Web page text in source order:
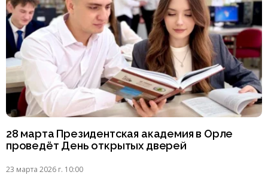
28 марта Президентская академия в Орле
проведёт День открытых дверей
23 марта 2026 г. 10:00